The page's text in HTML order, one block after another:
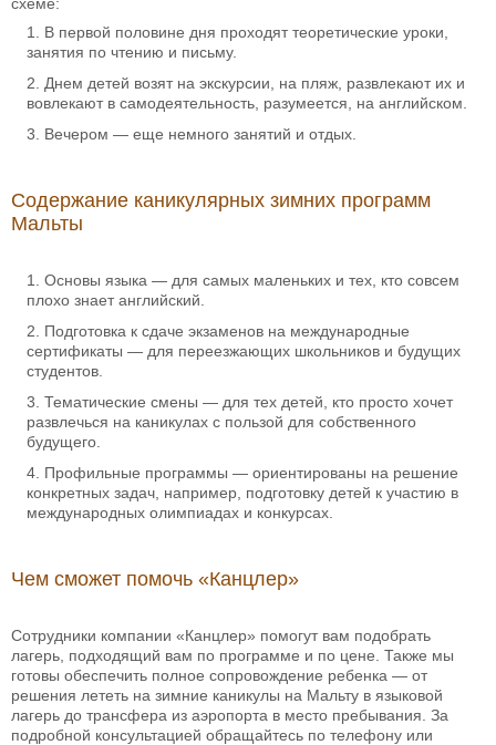
В первой половине дня проходят теоретические уроки,
занятия по чтению и письму.
Днем детей возят на экскурсии, на пляж, развлекают их и
вовлекают в самодеятельность, разумеется, на английском.
Вечером — еще немного занятий и отдых.
Содержание каникулярных зимних программ
Мальты
Основы языка — для самых маленьких и тех, кто совсем
плохо знает английский.
Подготовка к сдаче экзаменов на международные
сертификаты — для переезжающих школьников и будущих
студентов.
Тематические смены — для тех детей, кто просто хочет
развлечься на каникулах с пользой для собственного
будущего.
Профильные программы — ориентированы на решение
конкретных задач, например, подготовку детей к участию в
международных олимпиадах и конкурсах.
Чем сможет помочь «Канцлер»
Сотрудники компании «Канцлер» помогут вам подобрать
лагерь, подходящий вам по программе и по цене. Также мы
готовы обеспечить полное сопровождение ребенка — от
решения лететь на зимние каникулы на Мальту в языковой
лагерь до трансфера из аэропорта в место пребывания. За
подробной консультацией обращайтесь по телефону или